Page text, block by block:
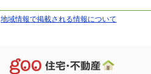
地域情報で掲載される情報について